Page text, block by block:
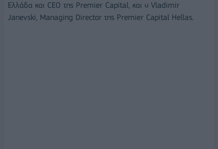
Ελλάδα και CEO της Premier Capital, και ο Vladimir
Janevski, Managing Director της Premier Capital Hellas.